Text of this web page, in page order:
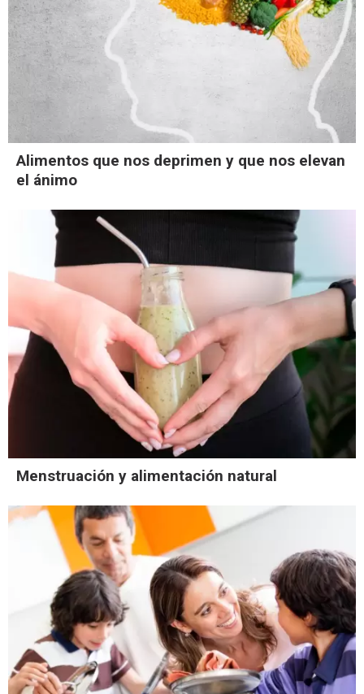
Alimentos que nos deprimen y que nos elevan
el ánimo
Menstruación y alimentación natural